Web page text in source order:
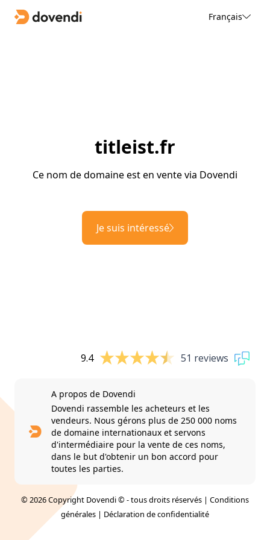
Français
titleist.fr
Ce nom de domaine est en vente via Dovendi
Je suis intéressé
9.4 51 reviews
A propos de Dovendi
Dovendi rassemble les acheteurs et les
vendeurs. Nous gérons plus de 250 000 noms
de domaine internationaux et servons
d'intermédiaire pour la vente de ces noms,
dans le but d'obtenir un bon accord pour
toutes les parties.
© 2026 Copyright Dovendi © - tous droits réservés | Conditions
générales | Déclaration de confidentialité